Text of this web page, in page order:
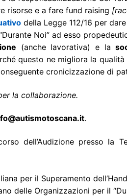
risorse e a fare fund raising
della Legge 112/16 per
Noi” ad esso
(anche lavorativa) e la
questo ne migliora la
cronicizzazione di
la collaborazione.
.
dell’Audizione presso la
per il Superamento
delle Organizzazioni per il